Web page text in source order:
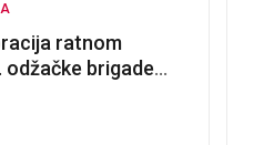
ratnom
odžačke brigade